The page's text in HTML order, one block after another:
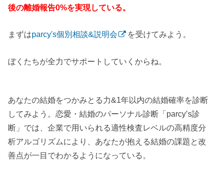
後の離婚報告0%を実現している。
まずはparcy's個別相談&説明会 を受けてみよう。
ぼくたちが全力でサポートしていくからね。
あなたの結婚をつかみとる力&1年以内の結婚確率を診断
してみよう。恋愛・結婚のパーソナル診断「parcy’s診
断」では、企業で用いられる適性検査レベルの高精度分
析アルゴリズムにより、あなたが抱える結婚の課題と改
善点が一目でわかるようになっている。